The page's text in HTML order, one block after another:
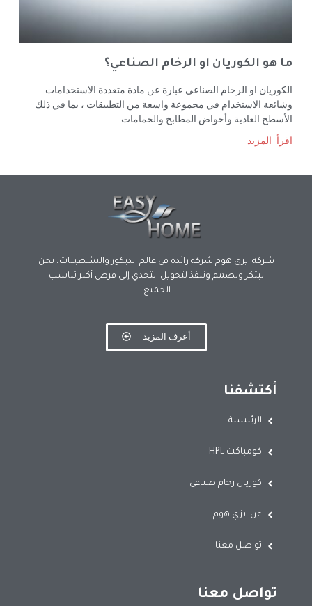
ما هو الكوريان او الرخام الصناعي؟
الكوريان او الرخام الصناعي عبارة عن مادة متعددة الاستخدامات
وشائعة الاستخدام في مجموعة واسعة من التطبيقات ، بما في ذلك
الأسطح العادية وأحواض المطابخ والحمامات
اقرأ المزيد
شركة ايزي هوم شركة رائدة في عالم الديكور والتشطيبات، نحن
نبتكر ونصمم وننفذ لتحويل التحدي إلى فرص أكبر تناسب
الجميع.
أعرف المزيد
أكتشفنا
الرئيسية
كومباكت HPL
كوريان رخام صناعي
عن ايزي هوم
تواصل معنا
تواصل معنا